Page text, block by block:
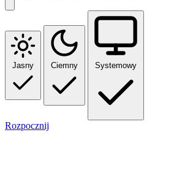
Jasny Ciemny Systemowy
Rozpocznij